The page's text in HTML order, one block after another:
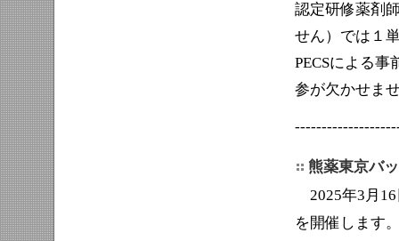
認定研修薬剤
せん）では１
PECSによる
参が欠かせま
熊薬東京バ
2025年3月16
を開催します